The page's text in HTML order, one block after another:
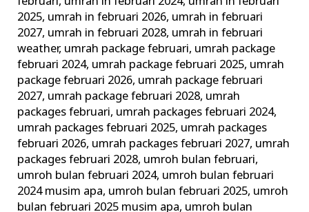
2025, umrah in februari 2026, umrah in februari
2027, umrah in februari 2028, umrah in februari
weather, umrah package februari, umrah package
februari 2024, umrah package februari 2025, umrah
package februari 2026, umrah package februari
2027, umrah package februari 2028, umrah
packages februari, umrah packages februari 2024,
umrah packages februari 2025, umrah packages
februari 2026, umrah packages februari 2027, umrah
packages februari 2028, umroh bulan februari,
umroh bulan februari 2024, umroh bulan februari
2024 musim apa, umroh bulan februari 2025, umroh
bulan februari 2025 musim apa, umroh bulan